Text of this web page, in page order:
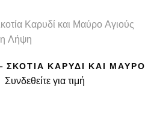
– ΣΚΟΤΊΑ ΚΑΡΥΔΊ ΚΑΙ ΜΑΎΡΟ
Συνδεθείτε για τιμή